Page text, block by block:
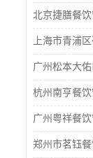
北京捷膳餐
上海市青浦
杭州南亨餐
广州粤祥餐
郑州市茗钰